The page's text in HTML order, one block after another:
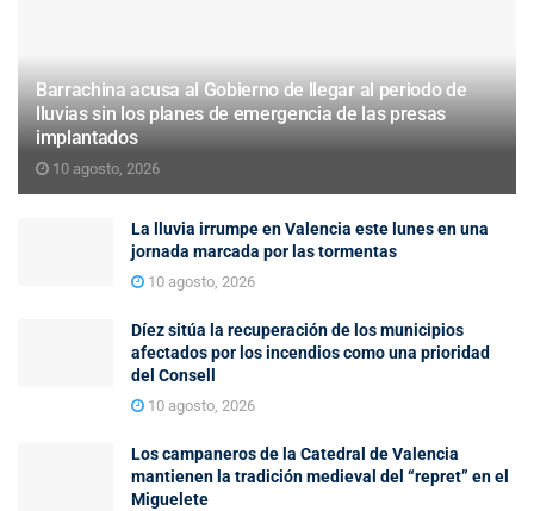
Barrachina acusa al Gobierno de llegar al periodo de
lluvias sin los planes de emergencia de las presas
implantados
10 agosto, 2026
La lluvia irrumpe en Valencia este lunes en una
jornada marcada por las tormentas
10 agosto, 2026
Díez sitúa la recuperación de los municipios
afectados por los incendios como una prioridad
del Consell
10 agosto, 2026
Los campaneros de la Catedral de Valencia
mantienen la tradición medieval del “repret” en el
Miguelete